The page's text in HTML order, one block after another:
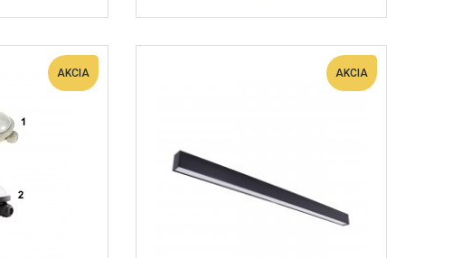
AKCIA AKCIA